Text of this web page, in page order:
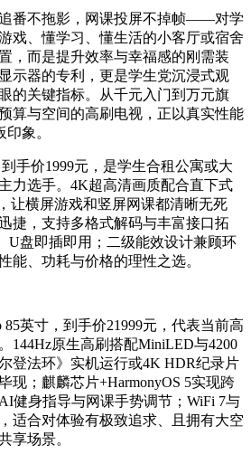
番不拖影，网课投屏不掉帧——对学
戏、懂学习、懂生活的小客厅或宿舍
，而是提升效率与幸福感的刚需装
示器的专利，更是学生党沉浸式观
的关键指标。从千元入门到万元旗
算与空间的高刷电视，正以真实性能
象。
到手价1999元，是学生合租公寓或大
力选手。4K超高清画质配合直下式
让横屏游戏和竖屏网课都清晰无死
捷，支持多格式解码与丰富接口拓
U盘即插即用；二级能效设计兼顾环
能、功耗与价格的理性之选。
85英寸，到手价21999元，代表当前高
144Hz原生高刷搭配MiniLED与4200
登法环》实机运行或4K HDR纪录片
现；麒麟芯片+HarmonyOS 5实现跨
健身指导与网课手势调节；WiFi 7与
适合对体验有极致追求、且拥有大空
享场景。